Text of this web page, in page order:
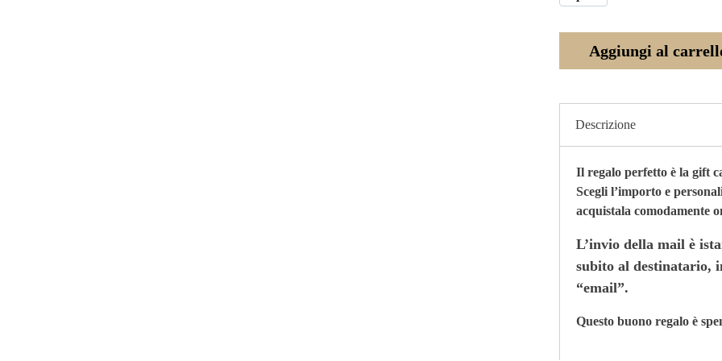
Aggiungi al
Descrizione
Il regalo perfetto è la gift
Scegli l’importo e
acquistala comodamente
L’invio della mail è
subito al destinatario,
“email”.
Questo buono regalo è